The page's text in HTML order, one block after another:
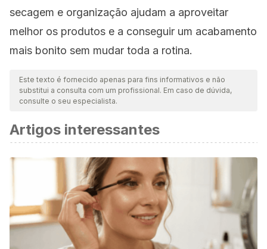
secagem e organização ajudam a aproveitar
melhor os produtos e a conseguir um acabamento
mais bonito sem mudar toda a rotina.
Este texto é fornecido apenas para fins informativos e não
substitui a consulta com um profissional. Em caso de dúvida,
consulte o seu especialista.
Artigos interessantes